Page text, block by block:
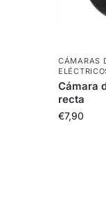
CÁMARAS
Cámara
recta
€7,90